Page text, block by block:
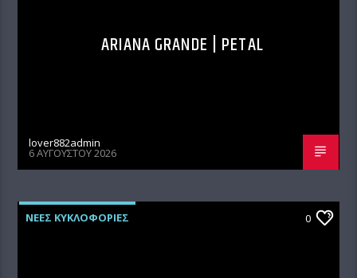
ARIANA GRANDE | PETAL
lover882admin
6 ΑΥΓΟΎΣΤΟΥ 2026
ΝΕΕΣ ΚΥΚΛΟΦΟΡΙΕΣ 0